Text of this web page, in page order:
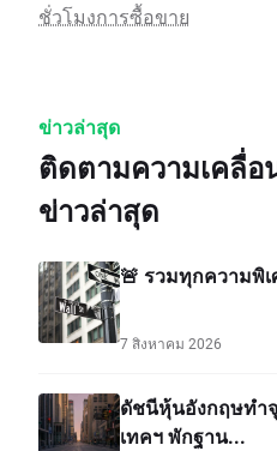
ชั่วโมงการซื้อขาย
ข่าวล่าสุด
ติดตามความเคลื่อ
ข่าวล่าสุด
🚨 รวมทุกความพิ
7 สิงหาคม 2026
ดัชนีหุ้นอังกฤษทำ
เทคฯ พักฐาน...